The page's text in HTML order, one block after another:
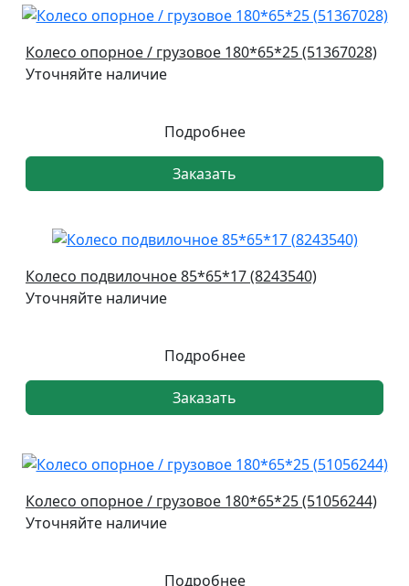
Колесо опорное / грузовое 180*65*25 (51367028)
Уточняйте наличие
Подробнее
Заказать
Колесо подвилочное 85*65*17 (8243540)
Уточняйте наличие
Подробнее
Заказать
Колесо опорное / грузовое 180*65*25 (51056244)
Уточняйте наличие
Подробнее